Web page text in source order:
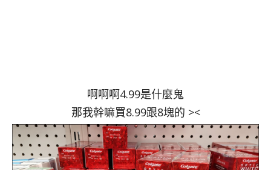
啊啊啊4.99是什麼鬼
那我幹嘛買8.99跟8塊的 ><